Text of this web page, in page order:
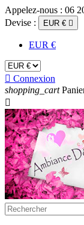
Appelez-nous : 06
Devise :
EUR € 
EUR €
 Connexion
shopping_cart
